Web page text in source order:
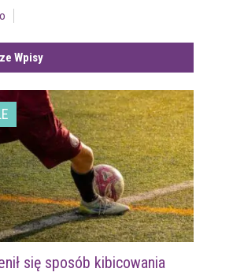
Wpisy
się sposób kibicowania